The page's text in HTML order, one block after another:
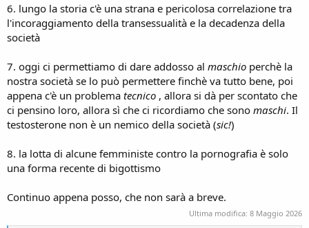
6. lungo la storia c'è una strana e pericolosa correlazione tra
l'incoraggiamento della transessualità e la decadenza della
società
7. oggi ci permettiamo di dare addosso al maschio perchè la
nostra società se lo può permettere finchè va tutto bene, poi
appena c'è un problema tecnico , allora si dà per scontato che
ci pensino loro, allora sì che ci ricordiamo che sono maschi. Il
testosterone non è un nemico della società (sic!)
8. la lotta di alcune femministe contro la pornografia è solo
una forma recente di bigottismo
Continuo appena posso, che non sarà a breve.
Ultima modifica: 8 Maggio 2026